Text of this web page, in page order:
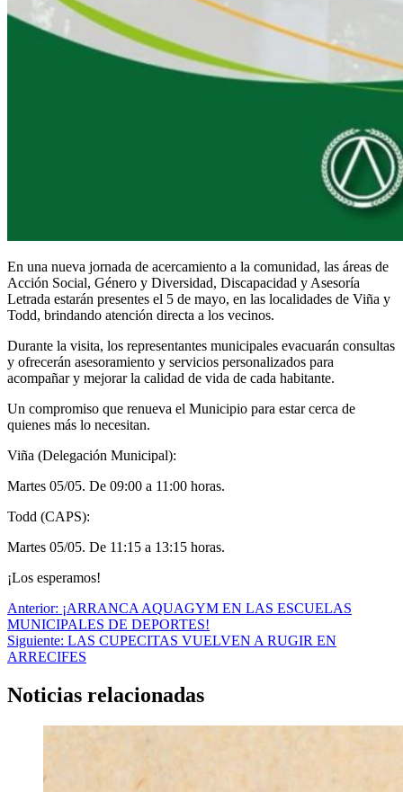
En una nueva jornada de acercamiento a la comunidad, las áreas de
Acción Social, Género y Diversidad, Discapacidad y Asesoría
Letrada estarán presentes el 5 de mayo, en las localidades de Viña y
Todd, brindando atención directa a los vecinos.
Durante la visita, los representantes municipales evacuarán consultas
y ofrecerán asesoramiento y servicios personalizados para
acompañar y mejorar la calidad de vida de cada habitante.
Un compromiso que renueva el Municipio para estar cerca de
quienes más lo necesitan.
Viña (Delegación Municipal):
Martes 05/05. De 09:00 a 11:00 horas.
Todd (CAPS):
Martes 05/05. De 11:15 a 13:15 horas.
¡Los esperamos!
Navegación
de
entradas
Anterior: ¡ARRANCA AQUAGYM EN LAS ESCUELAS
MUNICIPALES DE DEPORTES!
Siguiente: LAS CUPECITAS VUELVEN A RUGIR EN
ARRECIFES
Noticias relacionadas